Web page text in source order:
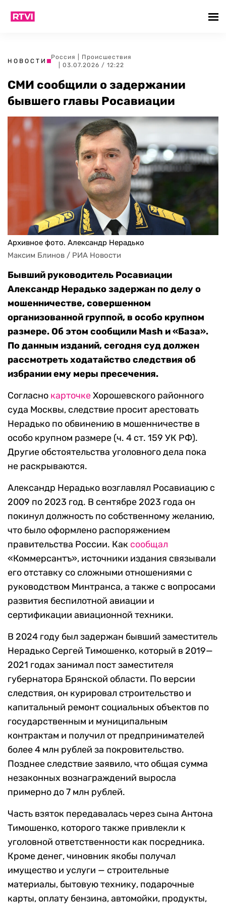
НОВОСТИ
Россия
Происшествия
| 03.07.2026 / 12:22
СМИ сообщили о задержании
бывшего главы Росавиации
Архивное фото. Александр Нерадько
Максим Блинов / РИА Новости
Бывший руководитель Росавиации
Александр Нерадько задержан по делу о
мошенничестве, совершенном
организованной группой, в особо крупном
размере. Об этом сообщили Mash и «База».
По данным изданий, сегодня суд должен
рассмотреть ходатайство следствия об
избрании ему меры пресечения.
Согласно карточкеХорошевского районного
суда Москвы, следствие просит арестовать
Нерадько по обвинению в мошенничестве в
особо крупном размере (ч. 4 ст. 159 УК РФ).
Другие обстоятельства уголовного дела пока
не раскрываются.
Александр Нерадько возглавлял Росавиацию с
2009 по 2023 год. В сентябре 2023 года он
покинул должность по собственному желанию,
что было оформлено распоряжением
правительства России. Как сообщал
«Коммерсантъ», источники издания связывали
его отставку со сложными отношениями с
руководством Минтранса, а также с вопросами
развития беспилотной авиации и
сертификации авиационной техники.
В 2024 году был задержан бывший заместитель
Нерадько Сергей Тимошенко, который в 2019—
2021 годах занимал пост заместителя
губернатора Брянской области. По версии
следствия, он курировал строительство и
капитальный ремонт социальных объектов по
государственным и муниципальным
контрактам и получил от предпринимателей
более 4 млн рублей за покровительство.
Позднее следствие заявило, что общая сумма
незаконных вознаграждений выросла
примерно до 7 млн рублей.
Часть взяток передавалась через сына Антона
Тимошенко, которого также привлекли к
уголовной ответственности как посредника.
Кроме денег, чиновник якобы получал
имущество и услуги — строительные
материалы, бытовую технику, подарочные
карты, оплату бензина, автомойки, продукты,